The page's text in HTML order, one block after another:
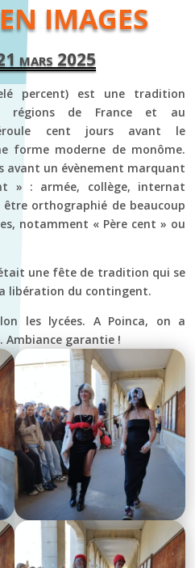
IMAGES
mars 2025
percent) est une tradition
régions de France et au
cent jours avant le
forme moderne de monôme.
avant un évènement marquant
» : armée, collège, internat
orthographié de beaucoup
notamment « Père cent » ou
une fête de tradition qui se
libération du contingent.
les lycées. A Poinca, on a
Ambiance garantie !